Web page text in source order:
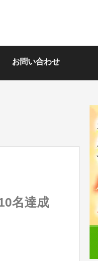
お問い合わせ
名達成